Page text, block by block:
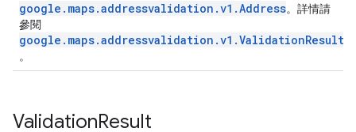
google.maps.addressvalidation.v1.Address。詳情請
參閱
。
ValidationResult